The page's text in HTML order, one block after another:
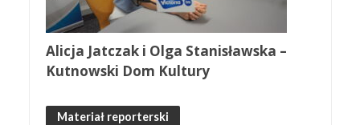
Alicja Jatczak i Olga Stanisławska –
Kutnowski Dom Kultury
Materiał reporterski